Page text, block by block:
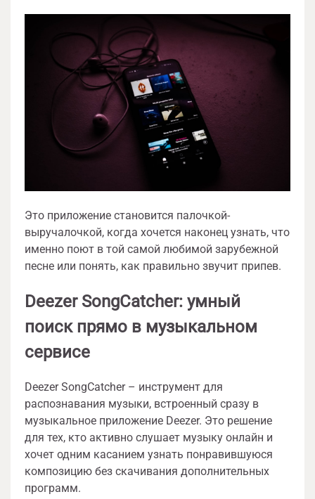
Это приложение становится палочкой-
выручалочкой, когда хочется наконец узнать, что
именно поют в той самой любимой зарубежной
песне или понять, как правильно звучит припев.
Deezer SongCatcher: умный
поиск прямо в музыкальном
сервисе
Deezer SongCatcher – инструмент для
распознавания музыки, встроенный сразу в
музыкальное приложение Deezer. Это решение
для тех, кто активно слушает музыку онлайн и
хочет одним касанием узнать понравившуюся
композицию без скачивания дополнительных
программ.